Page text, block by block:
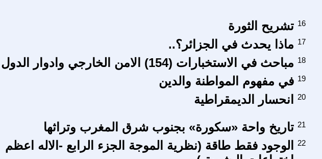
تشريح الثورة 16
ماذا يحدث في الجزائر؟.. 17
مباحث في الاستخبارات (154) الامن الخارجي وادوار الدول 18
في مفهوم المواطنة والدين 19
انحسار الديمقراطية 20
تاريخ واحة «سكورة» بجنوب شرق المغرب وتراثها 21
الوجود فقط طاقة (نظرية الموجة الجزء الرابع -الاله اعظم
22